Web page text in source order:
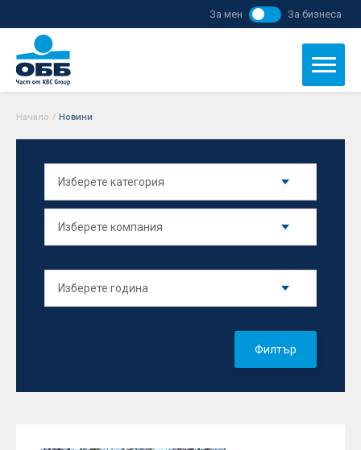
За мен За бизнеса
Начало / Новини
Филтър